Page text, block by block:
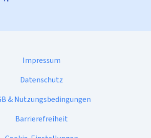
Impressum
Datenschutz
& Nutzungsbedingungen
Barrierefreiheit